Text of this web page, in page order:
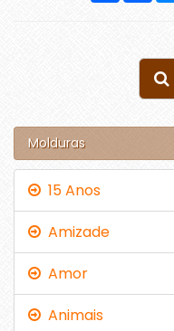
Molduras
15 Anos
Amizade
Amor
Animais